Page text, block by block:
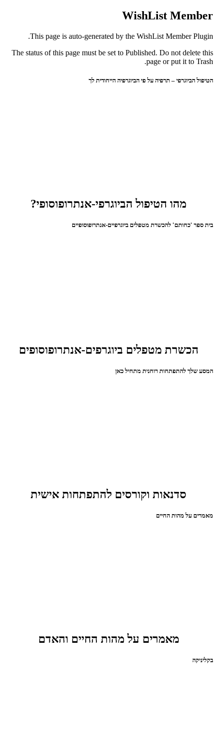
WishList Member
This page is auto-generated by the WishList Member Plugin.
The status of this page must be set to Published. Do not delete this
page or put it to Trash.
הטיפול הביוגרפי – תרפיה על פי הביוגרפיה הייחודית לך
מהו הטיפול הביוגרפי-אנתרופוסופי?
בית ספר 'כחותם' להכשרת מטפלים ביוגרפיים-אנתרופוסופיים
הכשרת מטפלים ביוגרפים-אנתרופוסופים
המסע שלך להתפתחות רוחנית מתחיל כאן
סדנאות וקורסים להתפתחות אישית
מאמרים על מהות החיים
מאמרים על מהות החיים והאדם
בקליניקה